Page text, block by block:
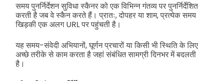
समय पुनर्निर्देशन सुविधा स्कैनर को एक विभिन्न गंतव्य पर पुनर्निर्देशित
करती है जब वे स्कैन करते हैं। प्रातः, दोपहर या शाम, प्रत्येक समय
खिड़की एक अलग URL पर पहुंचती है।
यह समय-संवेदी अभियानों, घूर्णन प्रचारों या किसी भी स्थिति के लिए
अच्छे तरीके से काम करता है जहां संबंधित सामग्री दिनभर में बदलती
है।